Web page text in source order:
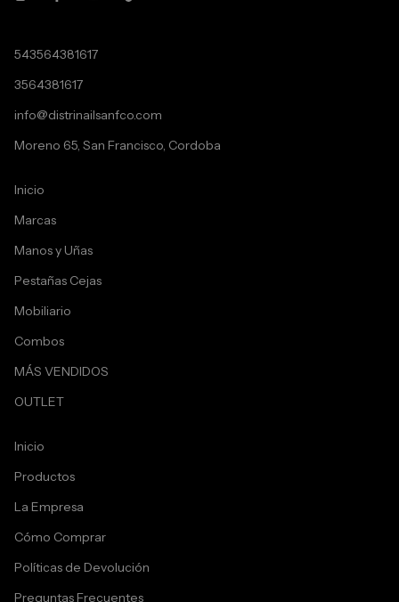
543564381617
3564381617
info@distrinailsanfco.com
Moreno 65, San Francisco, Cordoba
Inicio
Marcas
Manos y Uñas
Pestañas Cejas
Mobiliario
Combos
MÁS VENDIDOS
OUTLET
Inicio
Productos
La Empresa
Cómo Comprar
Políticas de Devolución
Preguntas Frecuentes